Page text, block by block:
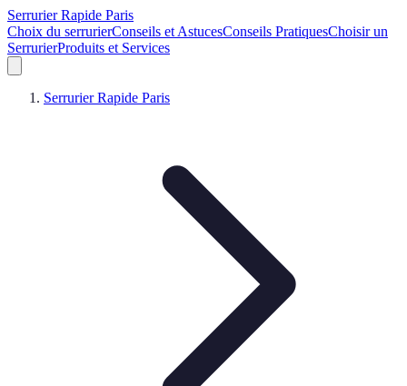
Serrurier Rapide Paris
Choix du serrurierConseils et AstucesConseils PratiquesChoisir un
SerrurierProduits et Services
Serrurier Rapide Paris